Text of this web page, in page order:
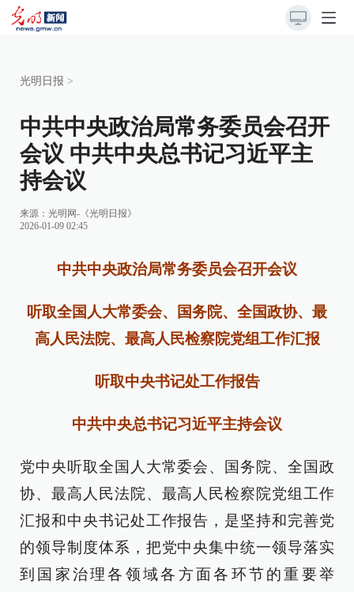
光明日报 >
中共中央政治局常务委员会召开
会议 中共中央总书记习近平主
持会议
来源： 光明网-《光明日报》
2026-01-09 02:45
中共中央政治局常务委员会召开会议
听取全国人大常委会、国务院、全国政协、最
高人民法院、最高人民检察院党组工作汇报
听取中央书记处工作报告
中共中央总书记习近平主持会议
党中央听取全国人大常委会、国务院、全国政
协、最高人民法院、最高人民检察院党组工作
汇报和中央书记处工作报告，是坚持和完善党
的领导制度体系，把党中央集中统一领导落实
到国家治理各领域各方面各环节的重要举